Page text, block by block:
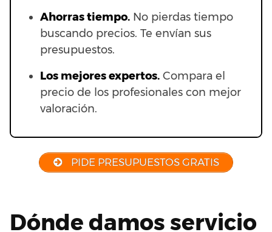
Ahorras tiempo. No pierdas tiempo
buscando precios. Te envían sus
presupuestos.
Los mejores expertos. Compara el
precio de los profesionales con mejor
valoración.
PIDE PRESUPUESTOS GRATIS
Dónde damos servicio